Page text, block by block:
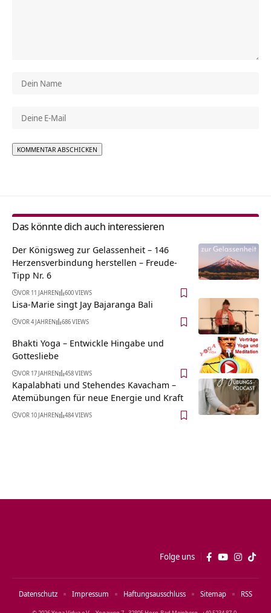
Das könnte dich auch interessieren
Der Königsweg zur Gelassenheit – 146
Herzensverbindung herstellen – Freude-
Tipp Nr. 6
VOR 11 JAHREN 600 VIEWS
Lisa-Marie singt Jay Bajaranga Bali
VOR 4 JAHREN 686 VIEWS
Bhakti Yoga – Entwickle Hingabe und
Gottesliebe
VOR 17 JAHREN 458 VIEWS
Kapalabhati und Stehendes Kavacham –
Atemübungen für neue Energie und Kraft
VOR 10 JAHREN 484 VIEWS
Folge uns
Datenschutz Impressum Haftungsausschluss Sitemap RSS